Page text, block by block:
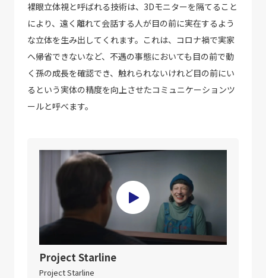
裸眼立体視と呼ばれる技術は、3Dモニターを隔てること
により、遠く離れて会話する人が目の前に実在するよう
な立体を生み出してくれます。これは、コロナ禍で実家
へ帰省できないなど、不遇の事態においても目の前で動
く孫の成長を確認でき、触れられないけれど目の前にい
るという実体の精度を向上させたコミュニケーションツ
ールと呼べます。
Project Starline
Project Starline